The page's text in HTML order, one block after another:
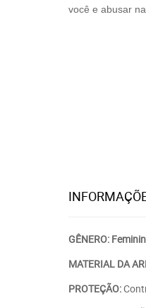
você e abusar
GÊNERO:
MATERIAL DA
PROTEÇÃO: